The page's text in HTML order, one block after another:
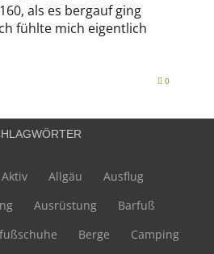
als es bergauf ging
fühlte mich eigentlich
0
Aktiv Allgäu
Ausflug
Ausrüstung
Barfuß
Berge
Camping